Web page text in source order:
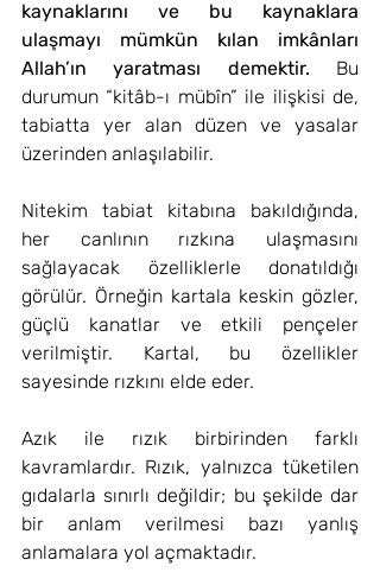
kaynaklarını ve bu kaynaklara
ulaşmayı mümkün kılan imkânları
Allah’ın yaratması demektir. Bu
durumun “kitâb-ı mübîn” ile ilişkisi de,
tabiatta yer alan düzen ve yasalar
üzerinden anlaşılabilir.
Nitekim tabiat kitabına bakıldığında,
her canlının rızkına ulaşmasını
sağlayacak özelliklerle donatıldığı
görülür. Örneğin kartala keskin gözler,
güçlü kanatlar ve etkili pençeler
verilmiştir. Kartal, bu özellikler
sayesinde rızkını elde eder.
Azık ile rızık birbirinden farklı
kavramlardır. Rızık, yalnızca tüketilen
gıdalarla sınırlı değildir; bu şekilde dar
bir anlam verilmesi bazı yanlış
anlamalara yol açmaktadır.